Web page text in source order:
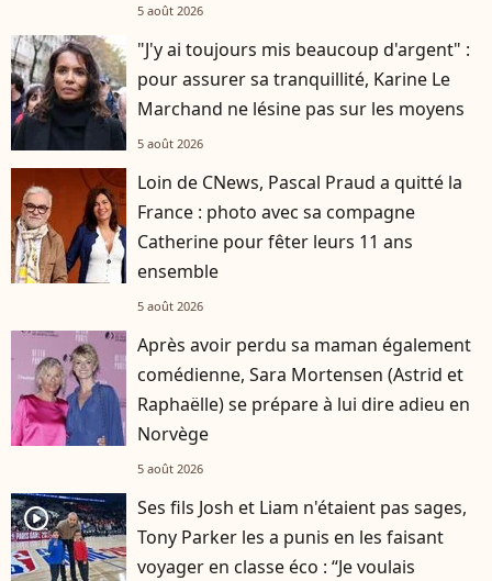
5 août 2026
"J'y ai toujours mis beaucoup d'argent" :
pour assurer sa tranquillité, Karine Le
Marchand ne lésine pas sur les moyens
5 août 2026
Loin de CNews, Pascal Praud a quitté la
France : photo avec sa compagne
Catherine pour fêter leurs 11 ans
ensemble
5 août 2026
Après avoir perdu sa maman également
comédienne, Sara Mortensen (Astrid et
Raphaëlle) se prépare à lui dire adieu en
Norvège
5 août 2026
player2
Ses fils Josh et Liam n'étaient pas sages,
Tony Parker les a punis en les faisant
voyager en classe éco : “Je voulais